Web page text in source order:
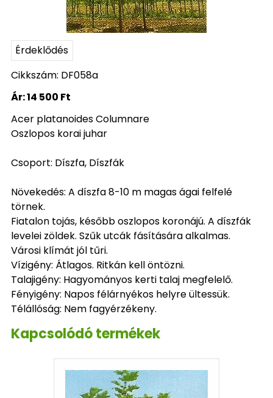
Érdeklődés
Cikkszám: DF058a
Ár:14 500 Ft
Acer platanoides Columnare
Oszlopos korai juhar
Csoport: Díszfa, Díszfák
Növekedés: A díszfa 8-10 m magas ágai felfelé
törnek.
Fiatalon tojás, később oszlopos koronájú. A díszfák
levelei zöldek. Szűk utcák fásítására alkalmas.
Városi klímát jól tűri.
Vízigény: Átlagos. Ritkán kell öntözni.
Talajigény: Hagyományos kerti talaj megfelelő.
Fényigény: Napos félárnyékos helyre ültessük.
Télállóság: Nem fagyérzékeny.
Kapcsolódó termékek